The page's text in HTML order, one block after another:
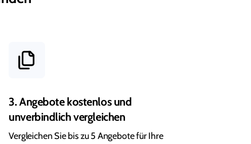
3. Angebote kostenlos und
unverbindlich vergleichen
Vergleichen Sie bis zu 5 Angebote für Ihre